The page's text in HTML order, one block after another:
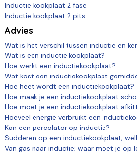
Inductie kookplaat 2 fase
Inductie kookplaat 2 pits
Advies
Wat is het verschil tussen inductie en
Wat is een inductie kookplaat?
Hoe werkt een inductiekookplaat?
Wat kost een inductiekookplaat
Hoe heet wordt een inductiekookplaat?
Hoe maak je een inductiekookplaat
Hoe moet je een inductiekookplaat
Hoeveel energie verbruikt een
Kan een percolator op inductie?
Sudderen op een inductiekookplaat;
Van gas naar inductie; waar moet je op